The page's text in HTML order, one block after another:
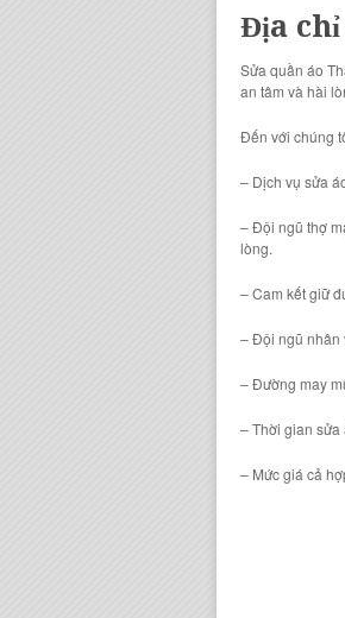
Địa chỉ
Sửa quần áo
an tâm và hài
Đến với chúng
– Dịch vụ sửa
– Đội ngũ thợ
lòng.
– Cam kết giữ
– Đội ngũ nhân
– Đường may
– Thời gian
– Mức giá cả